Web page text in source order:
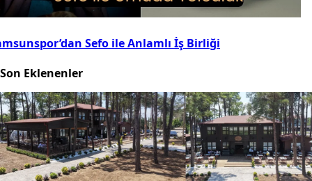
Sefo ile Anlamlı İş Birliği
Son Eklenenler